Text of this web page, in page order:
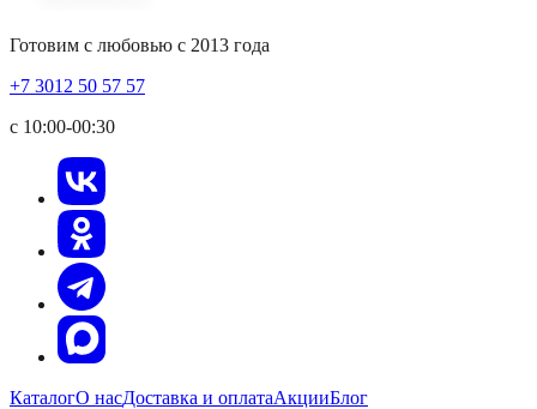
Готовим с любовью с 2013 года
+7 3012 50 57 57
с 10:00-00:30
КаталогО насДоставка и оплатаАкцииБлог